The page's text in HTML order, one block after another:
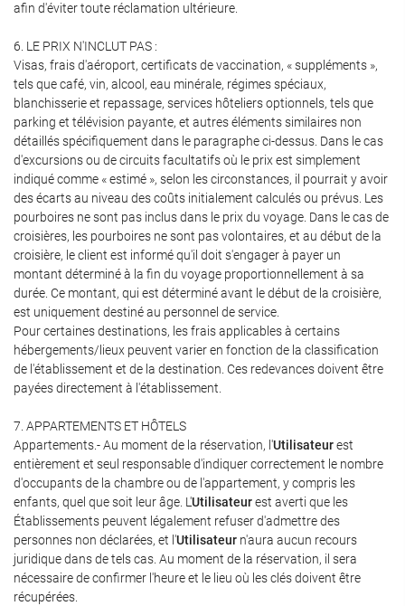
afin d'éviter toute réclamation ultérieure.
6. LE PRIX N'INCLUT PAS :
Visas, frais d'aéroport, certificats de vaccination, « suppléments »,
tels que café, vin, alcool, eau minérale, régimes spéciaux,
blanchisserie et repassage, services hôteliers optionnels, tels que
parking et télévision payante, et autres éléments similaires non
détaillés spécifiquement dans le paragraphe ci-dessus. Dans le cas
d'excursions ou de circuits facultatifs où le prix est simplement
indiqué comme « estimé », selon les circonstances, il pourrait y avoir
des écarts au niveau des coûts initialement calculés ou prévus. Les
pourboires ne sont pas inclus dans le prix du voyage. Dans le cas de
croisières, les pourboires ne sont pas volontaires, et au début de la
croisière, le client est informé qu'il doit s'engager à payer un
montant déterminé à la fin du voyage proportionnellement à sa
durée. Ce montant, qui est déterminé avant le début de la croisière,
est uniquement destiné au personnel de service.
Pour certaines destinations, les frais applicables à certains
hébergements/lieux peuvent varier en fonction de la classification
de l'établissement et de la destination. Ces redevances doivent être
payées directement à l'établissement.
7. APPARTEMENTS ET HÔTELS
Appartements.- Au moment de la réservation, l'Utilisateurest
entièrement et seul responsable d'indiquer correctement le nombre
d'occupants de la chambre ou de l'appartement, y compris les
enfants, quel que soit leur âge. L'Utilisateurest averti que les
Établissements peuvent légalement refuser d'admettre des
personnes non déclarées, et l'Utilisateur n'aura aucun recours
juridique dans de tels cas. Au moment de la réservation, il sera
nécessaire de confirmer l'heure et le lieu où les clés doivent être
récupérées.